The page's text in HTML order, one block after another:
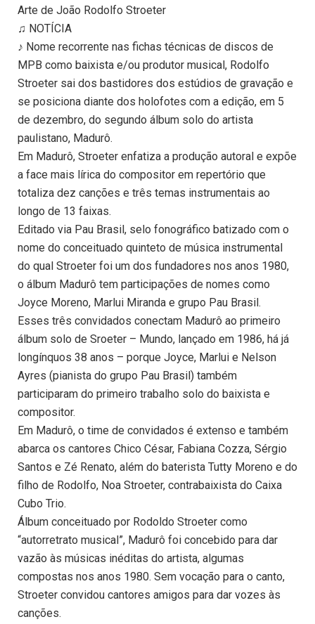
Arte de João Rodolfo Stroeter
♫ NOTÍCIA
♪ Nome recorrente nas fichas técnicas de discos de
MPB como baixista e/ou produtor musical, Rodolfo
Stroeter sai dos bastidores dos estúdios de gravação e
se posiciona diante dos holofotes com a edição, em 5
de dezembro, do segundo álbum solo do artista
paulistano, Madurô.
Em Madurô, Stroeter enfatiza a produção autoral e expõe
a face mais lírica do compositor em repertório que
totaliza dez canções e três temas instrumentais ao
longo de 13 faixas.
Editado via Pau Brasil, selo fonográfico batizado com o
nome do conceituado quinteto de música instrumental
do qual Stroeter foi um dos fundadores nos anos 1980,
o álbum Madurô tem participações de nomes como
Joyce Moreno, Marlui Miranda e grupo Pau Brasil.
Esses três convidados conectam Madurô ao primeiro
álbum solo de Sroeter – Mundo, lançado em 1986, há já
longínquos 38 anos – porque Joyce, Marlui e Nelson
Ayres (pianista do grupo Pau Brasil) também
participaram do primeiro trabalho solo do baixista e
compositor.
Em Madurô, o time de convidados é extenso e também
abarca os cantores Chico César, Fabiana Cozza, Sérgio
Santos e Zé Renato, além do baterista Tutty Moreno e do
filho de Rodolfo, Noa Stroeter, contrabaixista do Caixa
Cubo Trio.
Álbum conceituado por Rodoldo Stroeter como
“autorretrato musical”, Madurô foi concebido para dar
vazão às músicas inéditas do artista, algumas
compostas nos anos 1980. Sem vocação para o canto,
Stroeter convidou cantores amigos para dar vozes às
canções.